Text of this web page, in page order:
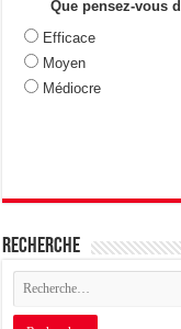
Que pensez-vous
Efficace
Moyen
Médiocre
Recherche